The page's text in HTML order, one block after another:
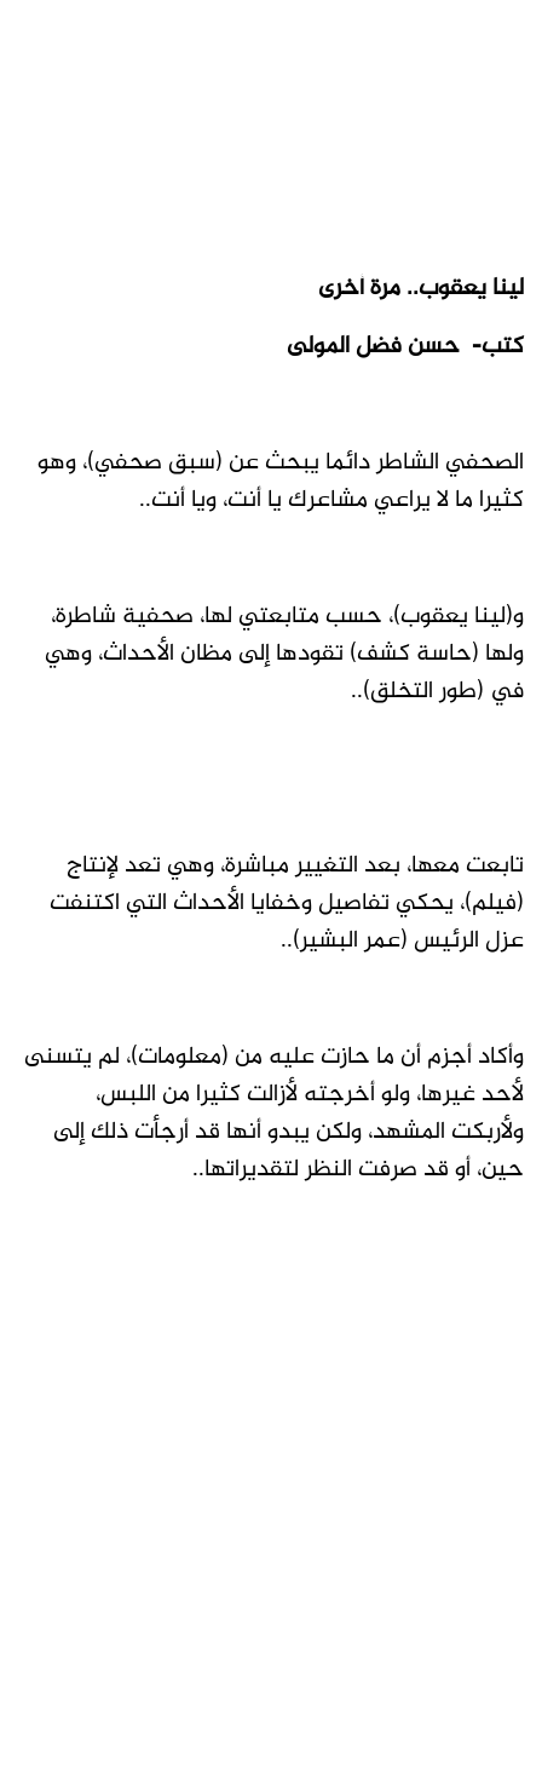
لينا يعقوب.. مرة أخرى
كتب- حسن فضل المولى
الصحفي الشاطر دائما يبحث عن (سبق صحفي)، وهو
كثيرا ما لا يراعي مشاعرك يا أنت، ويا أنت..
و(لينا يعقوب)، حسب متابعتي لها، صحفية شاطرة،
ولها (حاسة كشف) تقودها إلى مظان الأحداث، وهي
في (طور التخلق)..
تابعت معها، بعد التغيير مباشرة، وهي تعد لإنتاج
(فيلم)، يحكي تفاصيل وخفايا الأحداث التي اكتنفت
عزل الرئيس (عمر البشير)..
وأكاد أجزم أن ما حازت عليه من (معلومات)، لم يتسنى
لأحد غيرها، ولو أخرجته لأزالت كثيرا من اللبس،
ولأربكت المشهد، ولكن يبدو أنها قد أرجأت ذلك إلى
حين، أو قد صرفت النظر لتقديراتها..